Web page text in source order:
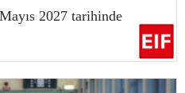
2027 tarihinde